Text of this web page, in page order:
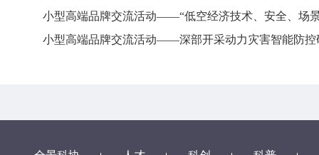
小型高端品牌交流活动——“低空经济技术、安全、场
小型高端品牌交流活动——深部开采动力灾害智能防控